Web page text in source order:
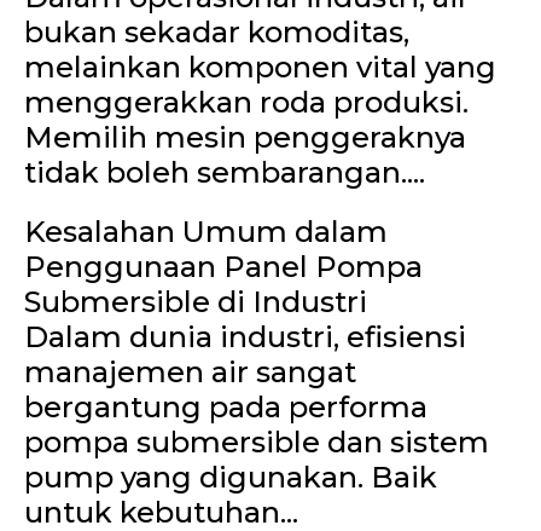
bukan sekadar komoditas,
melainkan komponen vital yang
menggerakkan roda produksi.
Memilih mesin penggeraknya
tidak boleh sembarangan....
Kesalahan Umum dalam
Penggunaan Panel Pompa
Submersible di Industri
Dalam dunia industri, efisiensi
manajemen air sangat
bergantung pada performa
pompa submersible dan sistem
pump yang digunakan. Baik
untuk kebutuhan...